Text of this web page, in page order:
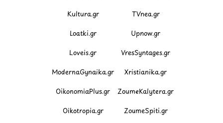
Kultura.gr TVnea.gr
Loatki.gr Upnow.gr
Loveis.gr VresSyntages.gr
ModernaGynaika.gr Xristianika.gr
OikonomiaPlus.gr ZoumeKalytera.gr
Oikotropia.gr ZoumeSpiti.gr